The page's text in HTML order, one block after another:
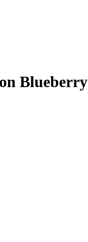
Blueberry